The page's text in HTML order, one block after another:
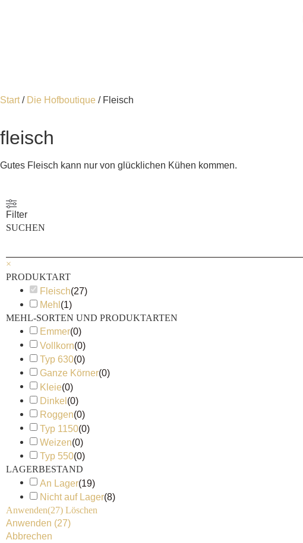
Start/ Die Hofboutique / Fleisch
fleisch
Gutes Fleisch kann nur von glücklichen Kühen kommen.
Filter
SUCHEN
×
PRODUKTART
Fleisch(27)
Mehl (1)
MEHL-SORTEN UND PRODUKTARTEN
Emmer(0)
Vollkorn(0)
Typ 630(0)
Ganze Körner(0)
Kleie(0)
Dinkel (0)
Roggen(0)
Typ 1150(0)
Weizen(0)
Typ 550(0)
LAGERBESTAND
An Lager(19)
Nicht auf Lager(8)
Anwenden(27) Löschen
Anwenden (27)
Abbrechen